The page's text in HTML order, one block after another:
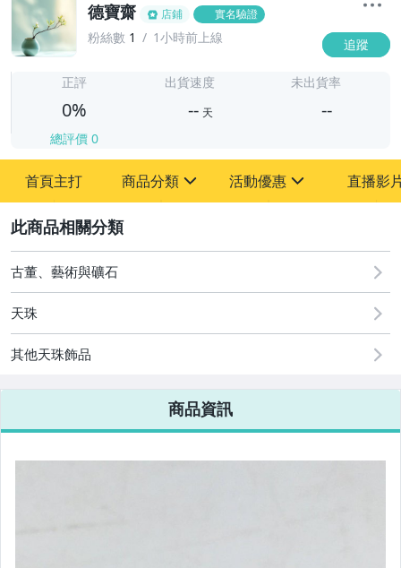
德寶齋 店鋪 實名驗證
粉絲數 1 1小時前上線 追蹤
-
正評
0%
總評價 0
出貨速度
-- 天
未出貨率
--
首頁主打 商品分類
其它
活動優惠
[全店] 追蹤本賣場立減60元【粉絲轉享】
直播影
古董、藝術與礦石
天珠
其他天珠飾品
商品資訊